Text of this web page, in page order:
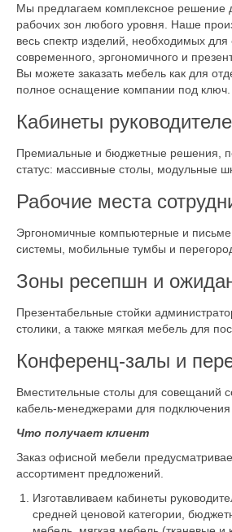
Мы предлагаем комплексное решение
рабочих зон любого уровня. Наше
весь спектр изделий, необходимых для
современного, эргономичного и
Вы можете заказать мебель как для
полное оснащение компании под ключ.
Кабинеты
Премиальные и бюджетные решения,
статус: массивные столы, модульные
Рабочие места
Эргономичные компьютерные и
системы, мобильные тумбы и
Зоны ресепшн и
Презентабельные стойки
столики, а также мягкая мебель для
Конференц-залы и
Вместительные столы для совещаний
кабель-менеджерами для подключения
Что получает клиент
Заказ офисной мебели
ассортимент предложений.
Изготавливаем кабинеты
средней ценовой категории,